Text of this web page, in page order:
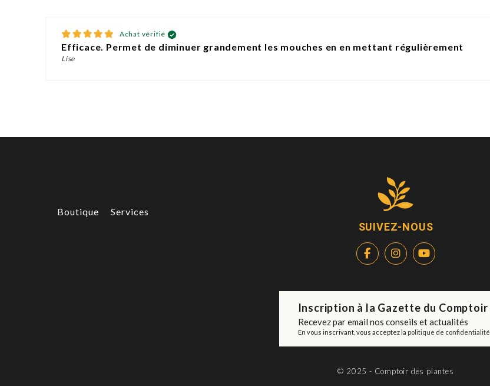
Achat vérifié
Efficace. Permet de diminuer grandement les mouches en en mettant régulièrement
Lise
Boutique Services
SUIVEZ-NOUS
Inscription à la Gazette du Comptoir
Recevez par email nos conseils et actualités
En vous inscrivant, vous acceptez la politique de confidentialité
© 2025 - Comptoir des plantes